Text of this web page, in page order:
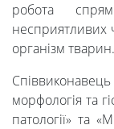
робота
несприятливих
організм тварин.
морфологія та
патології» та